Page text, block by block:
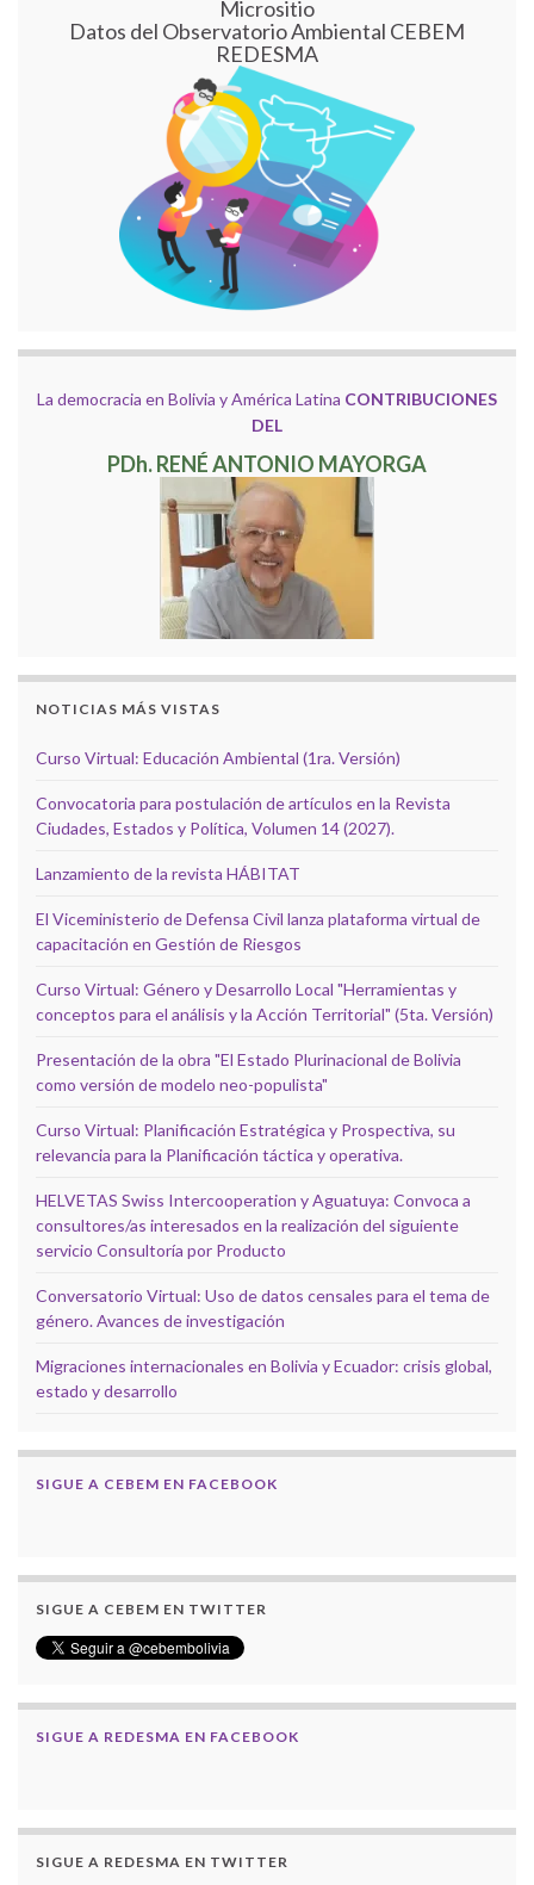
Micrositio
Datos del Observatorio Ambiental CEBEM
REDESMA
La democracia en Bolivia y América Latina CONTRIBUCIONES
DEL
PDh. RENÉ ANTONIO MAYORGA
NOTICIAS MÁS VISTAS
Curso Virtual: Educación Ambiental (1ra. Versión)
Convocatoria para postulación de artículos en la Revista
Ciudades, Estados y Política, Volumen 14 (2027).
Lanzamiento de la revista HÁBITAT
El Viceministerio de Defensa Civil lanza plataforma virtual de
capacitación en Gestión de Riesgos
Curso Virtual: Género y Desarrollo Local "Herramientas y
conceptos para el análisis y la Acción Territorial" (5ta. Versión)
Presentación de la obra "El Estado Plurinacional de Bolivia
como versión de modelo neo-populista"
Curso Virtual: Planificación Estratégica y Prospectiva, su
relevancia para la Planificación táctica y operativa.
HELVETAS Swiss Intercooperation y Aguatuya: Convoca a
consultores/as interesados en la realización del siguiente
servicio Consultoría por Producto
Conversatorio Virtual: Uso de datos censales para el tema de
género. Avances de investigación
Migraciones internacionales en Bolivia y Ecuador: crisis global,
estado y desarrollo
SIGUE A CEBEM EN FACEBOOK
SIGUE A CEBEM EN TWITTER
SIGUE A REDESMA EN FACEBOOK
SIGUE A REDESMA EN TWITTER